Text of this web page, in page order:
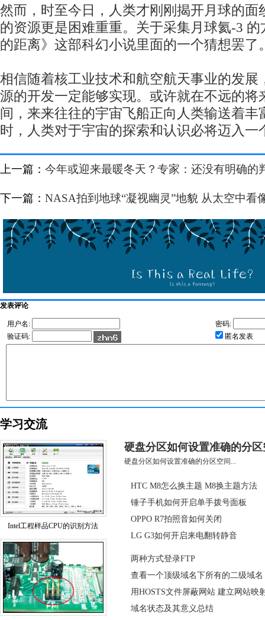
然而，时至今日，人类才刚刚揭开月球的面
的资源更是困难重重。关于采集月球氦-3
的距离》这部科幻小说里面的一个猜想罢了
相信随着核工业技术和航空航天事业的发展
源的开发一定能够实现。或许就在不远的将
间，来来往往的宇宙飞船正向人类输送着丰
时，人类对于宇宙的探索和认识必将迈入一
上一篇： 今年或迎来最暖冬天？专家：还没有明确的
下一篇： NASA拍到地球“凝视幽灵”地貌 从太空中看
发表评论
用户名:
密码:
验证码:
匿名发表
学习交流
Intel工程样品CPU的识别方法
硬盘分区如何设置准确的分区
硬盘分区如何设置准确的分区空间...
HTC M8怎么换主题 M8换主题方法
锤子手机如何开启单手拨号面板
OPPO R7拍照音如何关闭
LG G3如何开启来电翻转静音
两种方式登录FTP
查看一个顶级域名下所有的二级域名
用HOSTS文件屏蔽网站 建立网站映
域名状态及其意义总结